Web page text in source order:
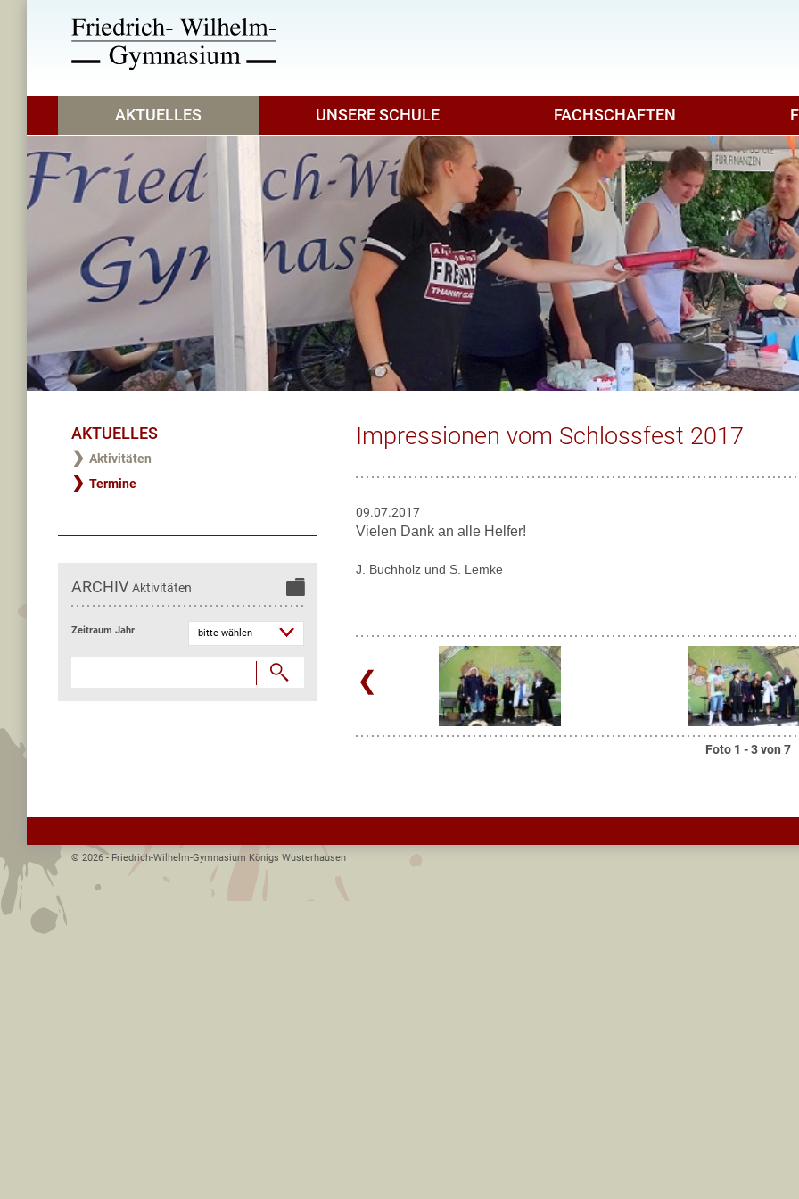
AKTUELLES UNSERE SCHULE FACHSCHAFTEN
AKTUELLES
Aktivitäten
Termine
ARCHIV Aktivitäten
Zeitraum Jahr

Impressionen vom Schlossfest 2017
09.07.2017
Vielen Dank an alle Helfer!
J. Buchholz und S. Lemke
❮
Foto 1 -3von 7
© 2026 - Friedrich-Wilhelm-Gymnasium Königs Wusterhausen­